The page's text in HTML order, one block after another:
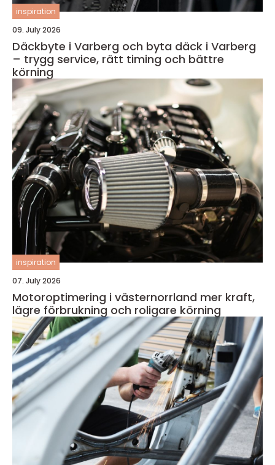
inspiration
09. July 2026
Däckbyte i Varberg och byta däck i Varberg
– trygg service, rätt timing och bättre
körning
inspiration
07. July 2026
Motoroptimering i västernorrland mer kraft,
lägre förbrukning och roligare körning